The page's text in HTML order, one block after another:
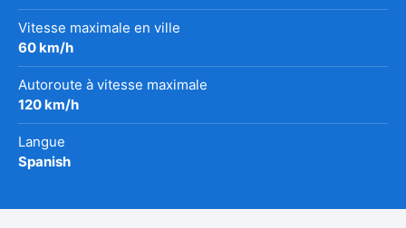
Vitesse maximale en ville
60 km/h
Autoroute à vitesse maximale
120 km/h
Langue
Spanish